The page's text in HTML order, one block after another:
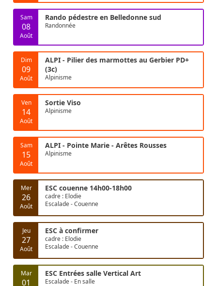
Sam
08
Août
Rando pédestre en Belledonne sud
Randonnée
Dim
09
Août
ALPI - Pilier des marmottes au Gerbier PD+
(3c)
Alpinisme
Ven
14
Août
Sortie Viso
Alpinisme
Sam
15
Août
ALPI - Pointe Marie - Arêtes Rousses
Alpinisme
Mer
26
Août
ESC couenne 14h00-18h00
cadre : Elodie
Escalade - Couenne
Jeu
27
Août
ESC à confirmer
cadre : Elodie
Escalade - Couenne
Mar
01
ESC Entrées salle Vertical Art
Escalade - En salle